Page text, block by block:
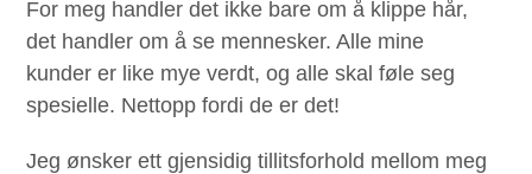
For meg handler det ikke bare om å klippe hår,
det handler om å se mennesker. Alle mine
kunder er like mye verdt, og alle skal føle seg
spesielle. Nettopp fordi de er det!
Jeg ønsker ett gjensidig tillitsforhold mellom meg